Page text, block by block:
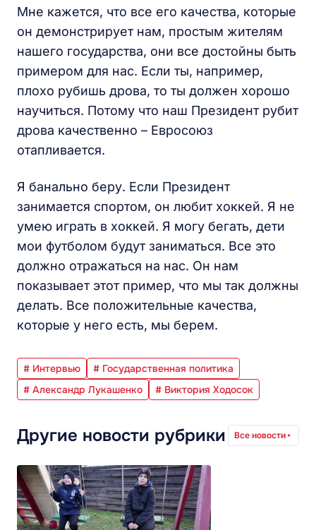
Мне кажется, что все его качества, которые
он демонстрирует нам, простым жителям
нашего государства, они все достойны быть
примером для нас. Если ты, например,
плохо рубишь дрова, то ты должен хорошо
научиться. Потому что наш Президент рубит
дрова качественно – Евросоюз
отапливается.
Я банально беру. Если Президент
занимается спортом, он любит хоккей. Я не
умею играть в хоккей. Я могу бегать, дети
мои футболом будут заниматься. Все это
должно отражаться на нас. Он нам
показывает этот пример, что мы так должны
делать. Все положительные качества,
которые у него есть, мы берем.
# Интервью
# Государственная политика
# Александр Лукашенко
# Виктория Ходосок
Другие новости рубрики Все новости